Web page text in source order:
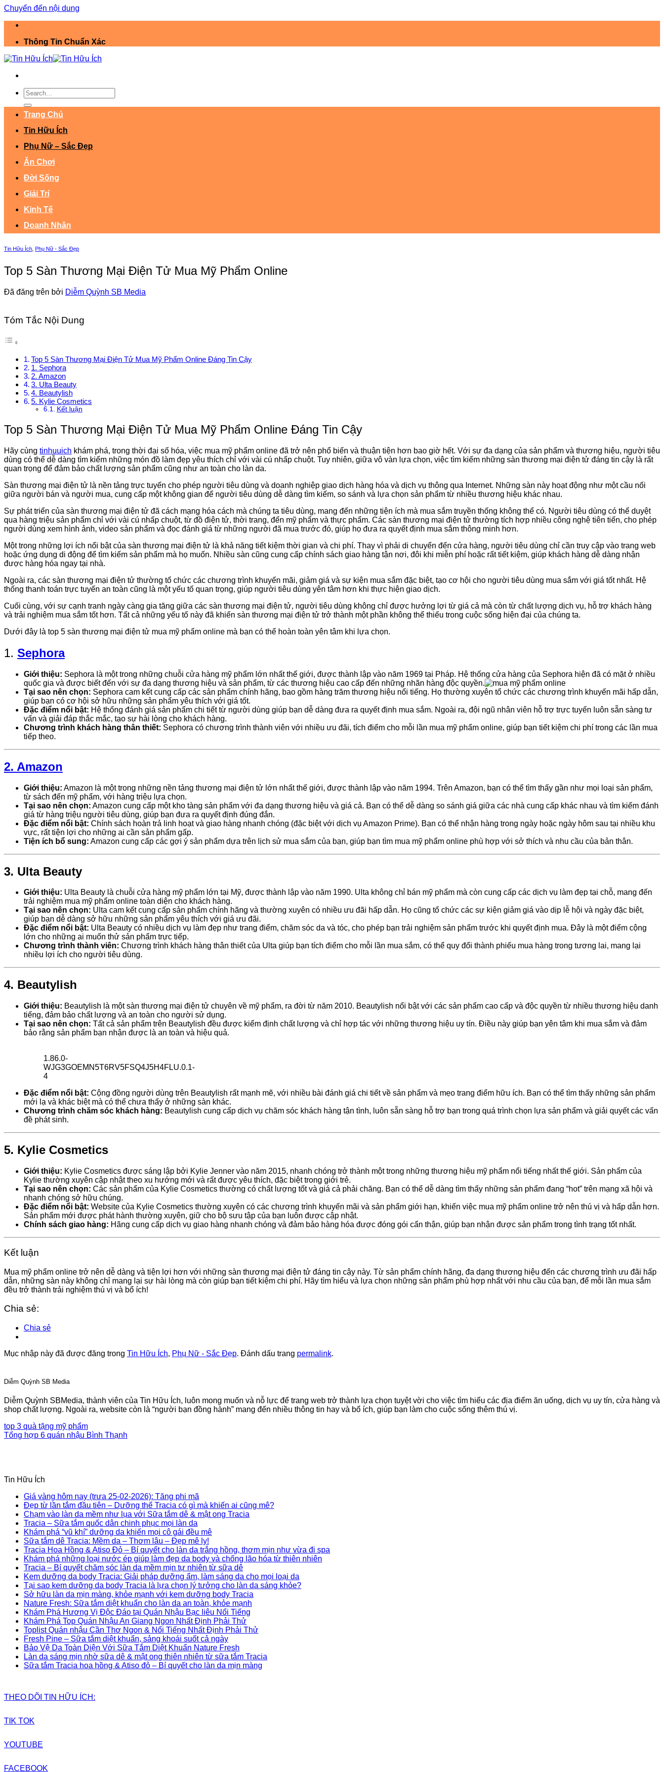
Chuyển đến nội dung
Thông Tin Chuẩn Xác
Trang Chủ
Tin Hữu Ích
Phụ Nữ – Sắc Đẹp
Ăn Chơi
Đời Sống
Giải Trí
Kinh Tế
Doanh Nhân
Tin Hữu Ích Phụ Nữ - Sắc Đẹp
Top 5 Sàn Thương Mại Điện Tử Mua Mỹ Phẩm Online
Đã đăng trên bởi Diễm Quỳnh SB Media
Tóm Tắc Nội Dung
Top 5 Sàn Thương Mại Điện Tử Mua Mỹ Phẩm Online Đáng Tin Cậy
1. Sephora
2. Amazon
3. Ulta Beauty
4. Beautylish
5. Kylie Cosmetics
Kết luận
Top 5 Sàn Thương Mại Điện Tử Mua Mỹ Phẩm Online Đáng Tin Cậy
Hãy cùng tinhuuich khám phá, trong thời đại số hóa, việc mua mỹ phẩm online đã trở nên phổ biến và thuận tiện hơn bao giờ hết. Với sự đa dạng của sản phẩm và thương hiệu, người tiêu
dùng có thể dễ dàng tìm kiếm những món đồ làm đẹp yêu thích chỉ với vài cú nhấp chuột. Tuy nhiên, giữa vô vàn lựa chọn, việc tìm kiếm những sàn thương mại điện tử đáng tin cậy là rất
quan trọng để đảm bảo chất lượng sản phẩm cũng như an toàn cho làn da.
Sàn thương mại điện tử là nền tảng trực tuyến cho phép người tiêu dùng và doanh nghiệp giao dịch hàng hóa và dịch vụ thông qua Internet. Những sàn này hoạt động như một cầu nối
giữa người bán và người mua, cung cấp một không gian để người tiêu dùng dễ dàng tìm kiếm, so sánh và lựa chọn sản phẩm từ nhiều thương hiệu khác nhau.
Sự phát triển của sàn thương mại điện tử đã cách mạng hóa cách mà chúng ta tiêu dùng, mang đến những tiện ích mà mua sắm truyền thống không thể có. Người tiêu dùng có thể duyệt
qua hàng triệu sản phẩm chỉ với vài cú nhấp chuột, từ đồ điện tử, thời trang, đến mỹ phẩm và thực phẩm. Các sàn thương mại điện tử thường tích hợp nhiều công nghệ tiên tiến, cho phép
người dùng xem hình ảnh, video sản phẩm và đọc đánh giá từ những người đã mua trước đó, giúp họ đưa ra quyết định mua sắm thông minh hơn.
Một trong những lợi ích nổi bật của sàn thương mại điện tử là khả năng tiết kiệm thời gian và chi phí. Thay vì phải di chuyển đến cửa hàng, người tiêu dùng chỉ cần truy cập vào trang web
hoặc ứng dụng di động để tìm kiếm sản phẩm mà họ muốn. Nhiều sàn cũng cung cấp chính sách giao hàng tận nơi, đôi khi miễn phí hoặc rất tiết kiệm, giúp khách hàng dễ dàng nhận
được hàng hóa ngay tại nhà.
Ngoài ra, các sàn thương mại điện tử thường tổ chức các chương trình khuyến mãi, giảm giá và sự kiện mua sắm đặc biệt, tạo cơ hội cho người tiêu dùng mua sắm với giá tốt nhất. Hệ
thống thanh toán trực tuyến an toàn cũng là một yếu tố quan trọng, giúp người tiêu dùng yên tâm hơn khi thực hiện giao dịch.
Cuối cùng, với sự cạnh tranh ngày càng gia tăng giữa các sàn thương mại điện tử, người tiêu dùng không chỉ được hưởng lợi từ giá cả mà còn từ chất lượng dịch vụ, hỗ trợ khách hàng
và trải nghiệm mua sắm tốt hơn. Tất cả những yếu tố này đã khiến sàn thương mại điện tử trở thành một phần không thể thiếu trong cuộc sống hiện đại của chúng ta.
Dưới đây là top 5 sàn thương mại điện tử mua mỹ phẩm online mà bạn có thể hoàn toàn yên tâm khi lựa chọn.
1. Sephora
Giới thiệu: Sephora là một trong những chuỗi cửa hàng mỹ phẩm lớn nhất thế giới, được thành lập vào năm 1969 tại Pháp. Hệ thống cửa hàng của Sephora hiện đã có mặt ở nhiều
quốc gia và được biết đến với sự đa dạng thương hiệu và sản phẩm, từ các thương hiệu cao cấp đến những nhãn hàng độc quyền.
Tại sao nên chọn: Sephora cam kết cung cấp các sản phẩm chính hãng, bao gồm hàng trăm thương hiệu nổi tiếng. Họ thường xuyên tổ chức các chương trình khuyến mãi hấp dẫn,
giúp bạn có cơ hội sở hữu những sản phẩm yêu thích với giá tốt.
Đặc điểm nổi bật: Hệ thống đánh giá sản phẩm chi tiết từ người dùng giúp bạn dễ dàng đưa ra quyết định mua sắm. Ngoài ra, đội ngũ nhân viên hỗ trợ trực tuyến luôn sẵn sàng tư
vấn và giải đáp thắc mắc, tạo sự hài lòng cho khách hàng.
Chương trình khách hàng thân thiết: Sephora có chương trình thành viên với nhiều ưu đãi, tích điểm cho mỗi lần mua mỹ phẩm online, giúp bạn tiết kiệm chi phí trong các lần mua
tiếp theo.
2. Amazon
Giới thiệu: Amazon là một trong những nền tảng thương mại điện tử lớn nhất thế giới, được thành lập vào năm 1994. Trên Amazon, bạn có thể tìm thấy gần như mọi loại sản phẩm,
từ sách đến mỹ phẩm, với hàng triệu lựa chọn.
Tại sao nên chọn: Amazon cung cấp một kho tàng sản phẩm với đa dạng thương hiệu và giá cả. Bạn có thể dễ dàng so sánh giá giữa các nhà cung cấp khác nhau và tìm kiếm đánh
giá từ hàng triệu người tiêu dùng, giúp bạn đưa ra quyết định đúng đắn.
Đặc điểm nổi bật: Chính sách hoàn trả linh hoạt và giao hàng nhanh chóng (đặc biệt với dịch vụ Amazon Prime). Bạn có thể nhận hàng trong ngày hoặc ngày hôm sau tại nhiều khu
vực, rất tiện lợi cho những ai cần sản phẩm gấp.
Tiện ích bổ sung: Amazon cung cấp các gợi ý sản phẩm dựa trên lịch sử mua sắm của bạn, giúp bạn tìm mua mỹ phẩm online phù hợp với sở thích và nhu cầu của bản thân.
3. Ulta Beauty
Giới thiệu: Ulta Beauty là chuỗi cửa hàng mỹ phẩm lớn tại Mỹ, được thành lập vào năm 1990. Ulta không chỉ bán mỹ phẩm mà còn cung cấp các dịch vụ làm đẹp tại chỗ, mang đến
trải nghiệm mua mỹ phẩm online toàn diện cho khách hàng.
Tại sao nên chọn: Ulta cam kết cung cấp sản phẩm chính hãng và thường xuyên có nhiều ưu đãi hấp dẫn. Họ cũng tổ chức các sự kiện giảm giá vào dịp lễ hội và ngày đặc biệt,
giúp bạn dễ dàng sở hữu những sản phẩm yêu thích với giá ưu đãi.
Đặc điểm nổi bật: Ulta Beauty có nhiều dịch vụ làm đẹp như trang điểm, chăm sóc da và tóc, cho phép bạn trải nghiệm sản phẩm trước khi quyết định mua. Đây là một điểm cộng
lớn cho những ai muốn thử sản phẩm trực tiếp.
Chương trình thành viên: Chương trình khách hàng thân thiết của Ulta giúp bạn tích điểm cho mỗi lần mua sắm, có thể quy đổi thành phiếu mua hàng trong tương lai, mang lại
nhiều lợi ích cho người tiêu dùng.
4. Beautylish
Giới thiệu: Beautylish là một sàn thương mại điện tử chuyên về mỹ phẩm, ra đời từ năm 2010. Beautylish nổi bật với các sản phẩm cao cấp và độc quyền từ nhiều thương hiệu danh
tiếng, đảm bảo chất lượng và an toàn cho người sử dụng.
Tại sao nên chọn: Tất cả sản phẩm trên Beautylish đều được kiểm định chất lượng và chỉ hợp tác với những thương hiệu uy tín. Điều này giúp bạn yên tâm khi mua sắm và đảm
bảo rằng sản phẩm bạn nhận được là an toàn và hiệu quả.
1.86.0-
WJG3GOEMN5T6RV5FSQ4J5H4FLU.0.1-
4
Đặc điểm nổi bật: Cộng đồng người dùng trên Beautylish rất mạnh mẽ, với nhiều bài đánh giá chi tiết về sản phẩm và mẹo trang điểm hữu ích. Bạn có thể tìm thấy những sản phẩm
mới lạ và khác biệt mà có thể chưa thấy ở những sàn khác.
Chương trình chăm sóc khách hàng: Beautylish cung cấp dịch vụ chăm sóc khách hàng tận tình, luôn sẵn sàng hỗ trợ bạn trong quá trình chọn lựa sản phẩm và giải quyết các vấn
đề phát sinh.
5. Kylie Cosmetics
Giới thiệu: Kylie Cosmetics được sáng lập bởi Kylie Jenner vào năm 2015, nhanh chóng trở thành một trong những thương hiệu mỹ phẩm nổi tiếng nhất thế giới. Sản phẩm của
Kylie thường xuyên cập nhật theo xu hướng mới và rất được yêu thích, đặc biệt trong giới trẻ.
Tại sao nên chọn: Các sản phẩm của Kylie Cosmetics thường có chất lượng tốt và giá cả phải chăng. Bạn có thể dễ dàng tìm thấy những sản phẩm đang “hot” trên mạng xã hội và
nhanh chóng sở hữu chúng.
Đặc điểm nổi bật: Website của Kylie Cosmetics thường xuyên có các chương trình khuyến mãi và sản phẩm giới hạn, khiến việc mua mỹ phẩm online trở nên thú vị và hấp dẫn hơn.
Sản phẩm mới được phát hành thường xuyên, giữ cho bộ sưu tập của bạn luôn được cập nhật.
Chính sách giao hàng: Hãng cung cấp dịch vụ giao hàng nhanh chóng và đảm bảo hàng hóa được đóng gói cẩn thận, giúp bạn nhận được sản phẩm trong tình trạng tốt nhất.
Kết luận
Mua mỹ phẩm online trở nên dễ dàng và tiện lợi hơn với những sàn thương mại điện tử đáng tin cậy này. Từ sản phẩm chính hãng, đa dạng thương hiệu đến các chương trình ưu đãi hấp
dẫn, những sàn này không chỉ mang lại sự hài lòng mà còn giúp bạn tiết kiệm chi phí. Hãy tìm hiểu và lựa chọn những sản phẩm phù hợp nhất với nhu cầu của bạn, để mỗi lần mua sắm
đều trở thành trải nghiệm thú vị và bổ ích!
Chia sẻ:
Chia sẻ
Mục nhập này đã được đăng trong Tin Hữu Ích, Phụ Nữ - Sắc Đẹp. Đánh dấu trang permalink.
Diễm Quỳnh SB Media
Diễm Quỳnh SBMedia, thành viên của Tin Hữu Ích, luôn mong muốn và nỗ lực để trang web trở thành lựa chọn tuyệt vời cho việc tìm hiểu các địa điểm ăn uống, dịch vụ uy tín, cửa hàng và
shop chất lượng. Ngoài ra, website còn là “người bạn đồng hành” mang đến nhiều thông tin hay và bổ ích, giúp bạn làm cho cuộc sống thêm thú vị.
top 3 quà tặng mỹ phẩm
Tổng hợp 6 quán nhậu Bình Thạnh
Tin Hữu Ích
Giá vàng hôm nay (trưa 25-02-2026): Tăng phi mã
Đẹp từ lần tắm đầu tiên – Dưỡng thể Tracia có gì mà khiến ai cũng mê?
Chạm vào làn da mềm như lụa với Sữa tắm dê & mật ong Tracia
Tracia – Sữa tắm quốc dân chinh phục mọi làn da
Khám phá “vũ khí” dưỡng da khiến mọi cô gái đều mê
Sữa tắm dê Tracia: Mềm da – Thơm lâu – Đẹp mê ly!
Tracia Hoa Hồng & Atiso Đỏ – Bí quyết cho làn da trắng hồng, thơm mịn như vừa đi spa
Khám phá những loại nước ép giúp làm đẹp da body và chống lão hóa từ thiên nhiên
Tracia – Bí quyết chăm sóc làn da mềm mịn tự nhiên từ sữa dê
Kem dưỡng da body Tracia: Giải pháp dưỡng ẩm, làm sáng da cho mọi loại da
Tại sao kem dưỡng da body Tracia là lựa chọn lý tưởng cho làn da sáng khỏe?
Sở hữu làn da mịn màng, khỏe mạnh với kem dưỡng body Tracia
Nature Fresh: Sữa tắm diệt khuẩn cho làn da an toàn, khỏe mạnh
Khám Phá Hương Vị Độc Đáo tại Quán Nhậu Bạc liêu Nổi Tiếng
Khám Phá Top Quán Nhậu An Giang Ngon Nhất Định Phải Thử
Toplist Quán nhậu Cần Thơ Ngon & Nổi Tiếng Nhất Định Phải Thử
Fresh Pine – Sữa tắm diệt khuẩn, sảng khoái suốt cả ngày
Bảo Vệ Da Toàn Diện Với Sữa Tắm Diệt Khuẩn Nature Fresh
Làn da sáng mịn nhờ sữa dê & mật ong thiên nhiên từ sữa tắm Tracia
Sữa tắm Tracia hoa hồng & Atiso đỏ – Bí quyết cho làn da mịn màng
THEO DÕI TIN HỮU ÍCH:
TIK TOK
YOUTUBE
FACEBOOK